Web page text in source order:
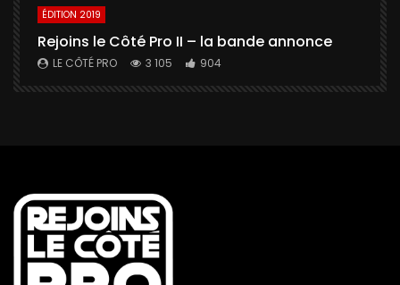
ÉDITION 2019
Rejoins le Côté Pro II – la bande annonce
LE CÔTÉ PRO 3 105 904